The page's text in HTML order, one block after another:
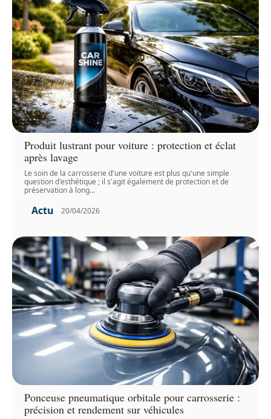
Produit lustrant pour voiture : protection et éclat
après lavage
Le soin de la carrosserie d'une voiture est plus qu'une simple
question d'esthétique ; il s'agit également de protection et de
préservation à long…
Actu 20/04/2026
Ponceuse pneumatique orbitale pour carrosserie :
précision et rendement sur véhicules